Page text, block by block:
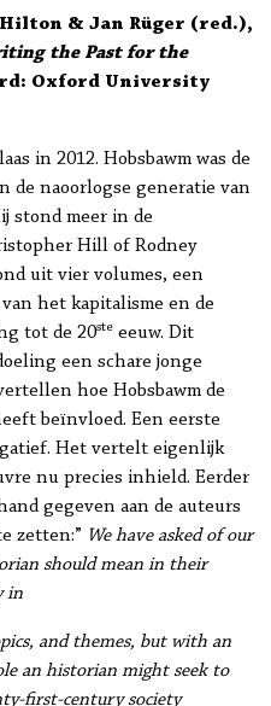
& Jan Rüger (red.),
the Past for the
Oxford University
in 2012. Hobsbawm was de
de naoorlogse generatie van
stond meer in de
Hill of Rodney
uit vier volumes, een
het kapitalisme en de
tot de 20ste eeuw. Dit
een schare jonge
hoe Hobsbawm de
beïnvloed. Een eerste
Het vertelt eigenlijk
nu precies inhield. Eerder
gegeven aan de auteurs
zetten:” We have asked of our
should mean in their
in
and themes, but with an
an historian might seek to
first-century society